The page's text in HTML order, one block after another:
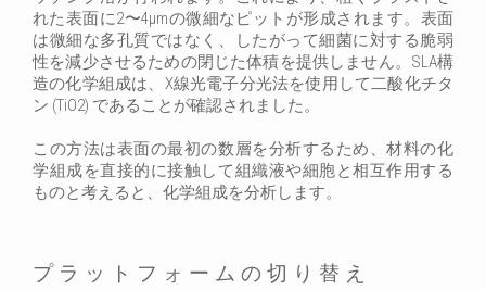
れた表面に2〜4μmの微細なピットが形成されます。表面
は微細な多孔質ではなく、したがって細菌に対する脆弱
性を減少させるための閉じた体積を提供しません。SLA構
造の化学組成は、X線光電子分光法を使用して二酸化チタ
ン (TiO2) であることが確認されました。
この方法は表面の最初の数層を分析するため、材料の化
学組成を直接的に接触して組織液や細胞と相互作用する
ものと考えると、化学組成を分析します。
プラットフォームの切り替え